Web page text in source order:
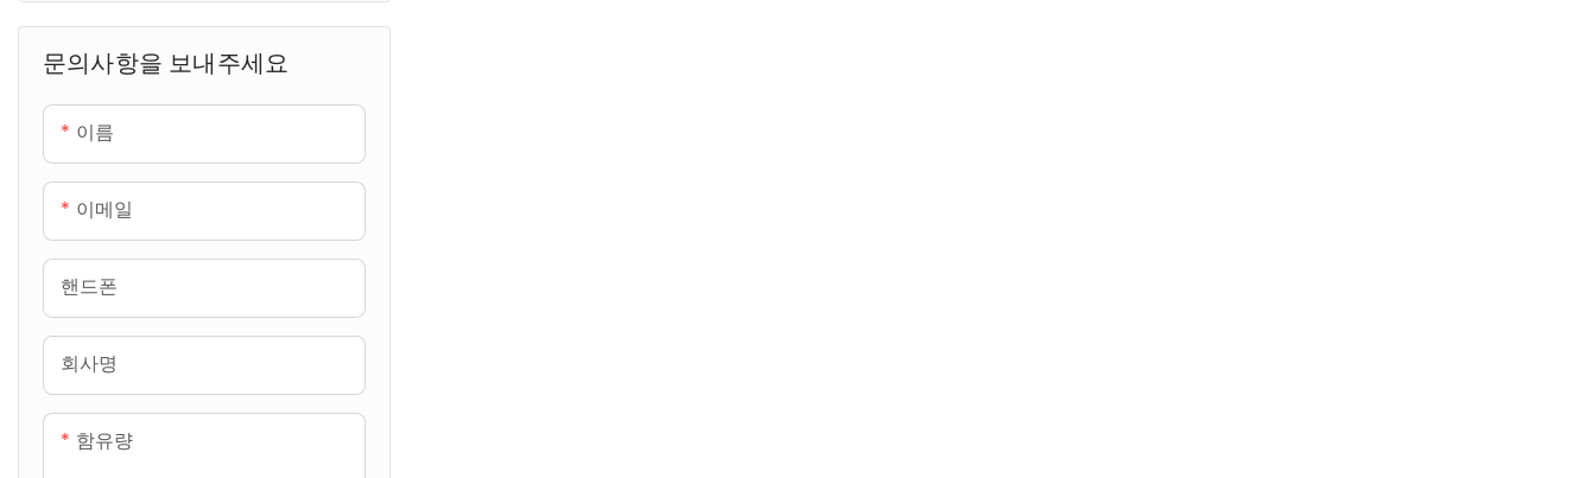
문의사항을 보내주세요
이름
이메일
핸드폰
회사명
함유량